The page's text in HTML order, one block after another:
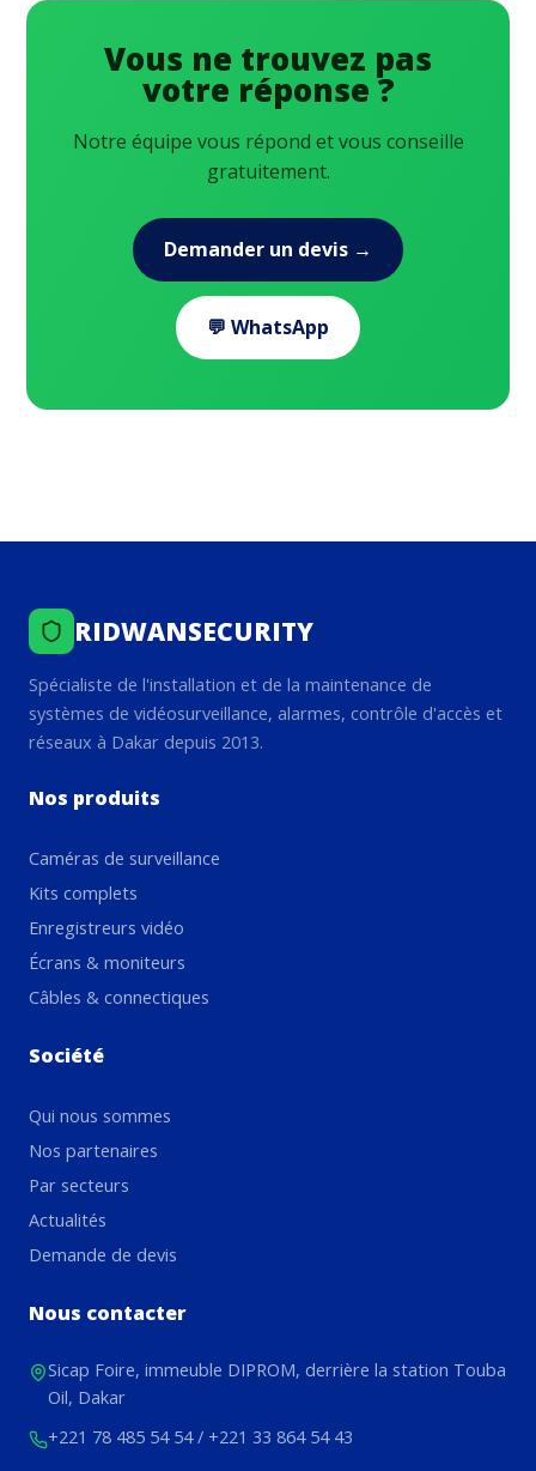
Vous ne trouvez pas
votre réponse ?
Notre équipe vous répond et vous conseille
gratuitement.
Demander un devis →
💬 WhatsApp
RIDWANSECURITY
Spécialiste de l'installation et de la maintenance de
systèmes de vidéosurveillance, alarmes, contrôle d'accès et
réseaux à Dakar depuis 2013.
Nos produits
Caméras de surveillance
Kits complets
Enregistreurs vidéo
Écrans & moniteurs
Câbles & connectiques
Société
Qui nous sommes
Nos partenaires
Par secteurs
Actualités
Demande de devis
Nous contacter
Sicap Foire, immeuble DIPROM, derrière la station Touba
Oil, Dakar
+221 78 485 54 54/ +221 33 864 54 43